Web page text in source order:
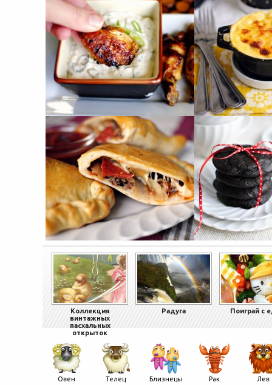
Коллекция
винтажных
пасхальных
открыток
Радуга Поиграй с
Овен Телец Близнецы Рак Лев